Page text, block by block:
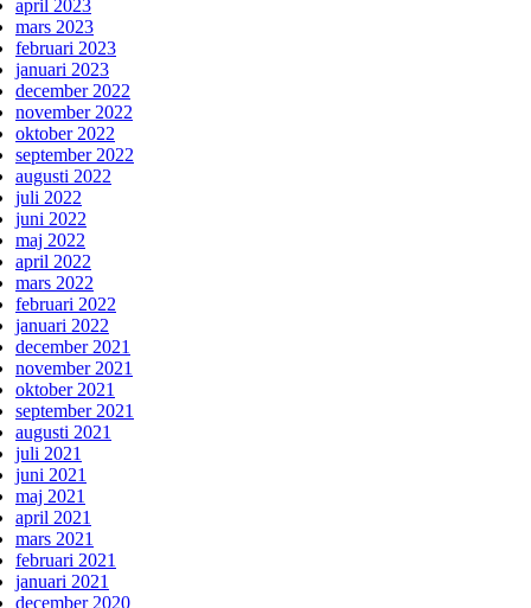
april 2023
mars 2023
februari 2023
januari 2023
december 2022
november 2022
oktober 2022
september 2022
augusti 2022
juli 2022
juni 2022
maj 2022
april 2022
mars 2022
februari 2022
januari 2022
december 2021
november 2021
oktober 2021
september 2021
augusti 2021
juli 2021
juni 2021
maj 2021
april 2021
mars 2021
februari 2021
januari 2021
december 2020